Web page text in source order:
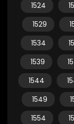
1524
1529
1534
1539
1544
1549
1554